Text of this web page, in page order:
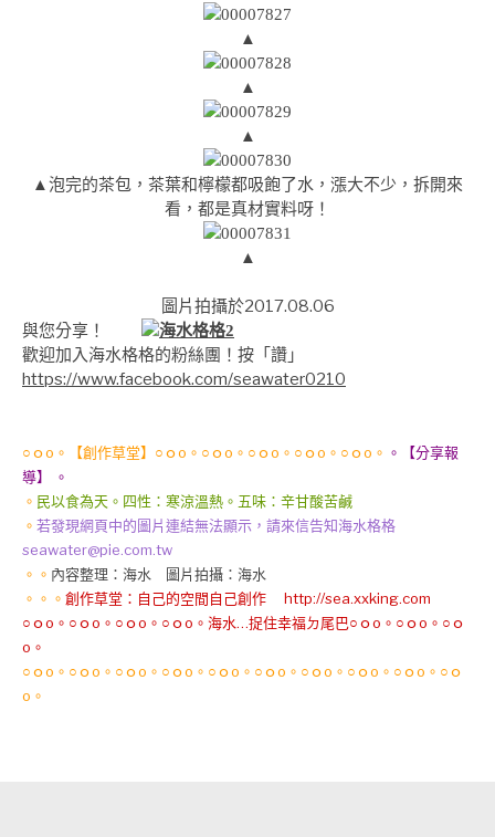
▲
▲
▲
▲泡完的茶包，茶葉和檸檬都吸飽了水，漲大不少，拆開來
看，都是真材實料呀！
▲
圖片拍攝於2017.08.06
與您分享！
歡迎加入海水格格的粉絲團！按「讚」
https://www.facebook.com/seawater0210
○ｏo。【創作草堂】○ｏo。○ｏo。○ｏo。○ｏo。○ｏo。 。【分享報
導】 。
。 民以食為天。四性：寒涼溫熱。五味：辛甘酸苦鹹
。 若發現網頁中的圖片連結無法顯示，請來信告知海水格格
seawater@pie.com.tw
。。 內容整理：海水 圖片拍攝：海水
。。。 創作草堂：自己的空間自己創作 http://sea.xxking.com
○ｏo。○ｏo。○ｏo。○ｏo。海水…捉住幸福ㄉ尾巴○ｏo。○ｏo。○ｏ
o。
○ｏo。○ｏo。○ｏo。○ｏo。○ｏo。○ｏo。○ｏo。○ｏo。○ｏo。○ｏ
o。